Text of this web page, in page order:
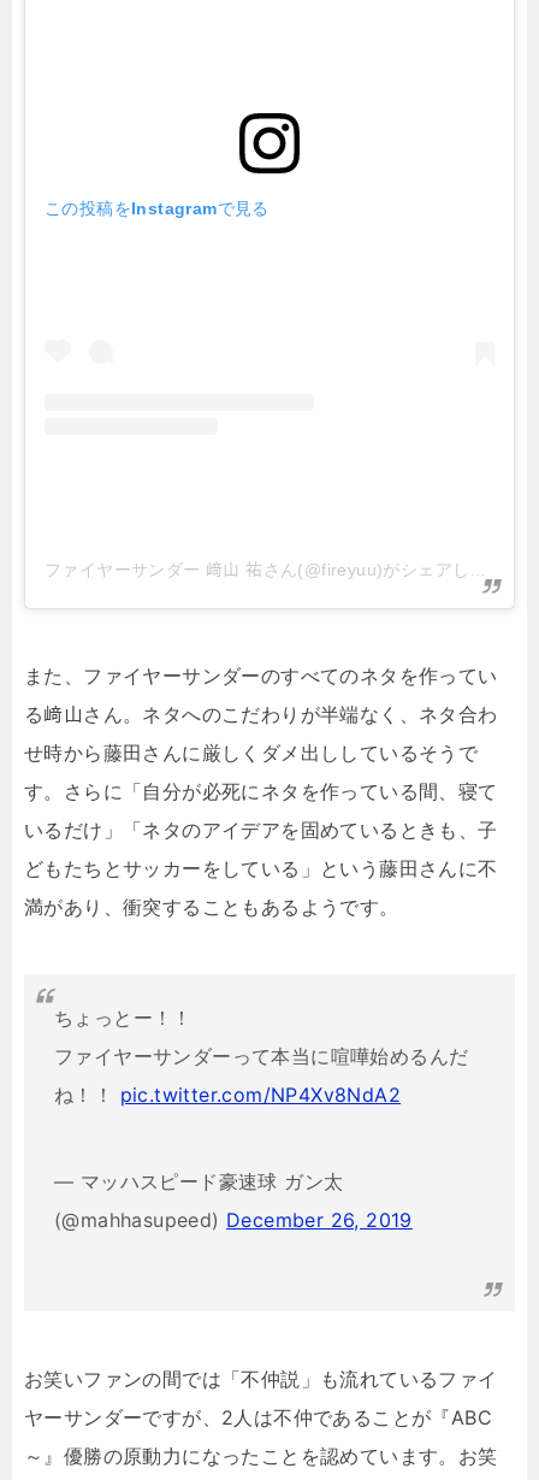
この投稿をInstagramで見る
また、ファイヤーサンダーのすべてのネタを作ってい
る﨑山さん。ネタへのこだわりが半端なく、ネタ合わ
せ時から藤田さんに厳しくダメ出ししているそうで
す。さらに「自分が必死にネタを作っている間、寝て
いるだけ」「ネタのアイデアを固めているときも、子
どもたちとサッカーをしている」という藤田さんに不
満があり、衝突することもあるようです。
ちょっとー！！
ファイヤーサンダーって本当に喧嘩始めるんだ
ね！！ pic.twitter.com/NP4Xv8NdA2
— マッハスピード豪速球 ガン太
(@mahhasupeed) December 26, 2019
お笑いファンの間では「不仲説」も流れているファイ
ヤーサンダーですが、2人は不仲であることが『ABC
～』優勝の原動力になったことを認めています。お笑